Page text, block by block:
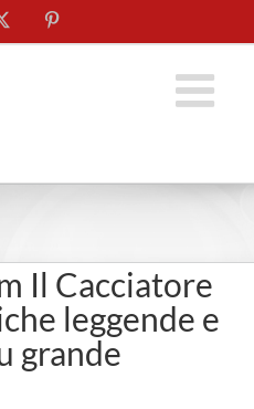
Il Cacciatore
leggende e
grande